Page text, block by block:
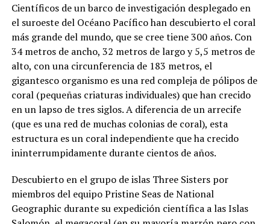
Científicos de un barco de investigación desplegado en
el suroeste del Océano Pacífico han descubierto el coral
más grande del mundo, que se cree tiene 300 años. Con
34 metros de ancho, 32 metros de largo y 5,5 metros de
alto, con una circunferencia de 183 metros, el
gigantesco organismo es una red compleja de pólipos de
coral (pequeñas criaturas individuales) que han crecido
en un lapso de tres siglos. A diferencia de un arrecife
(que es una red de muchas colonias de coral), esta
estructura es un coral independiente que ha crecido
ininterrumpidamente durante cientos de años.
Descubierto en el grupo de islas Three Sisters por
miembros del equipo Pristine Seas de National
Geographic durante su expedición científica a las Islas